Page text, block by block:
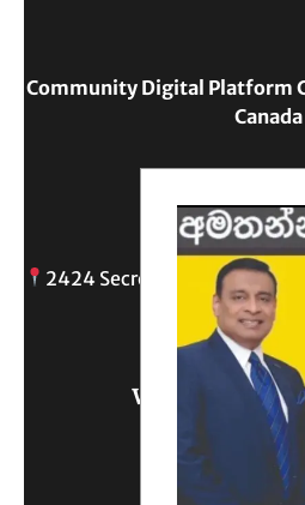
Community Digital Platform
Canada
Reach
2424 Secreto drive, Oshawa,
info@
Write Us What